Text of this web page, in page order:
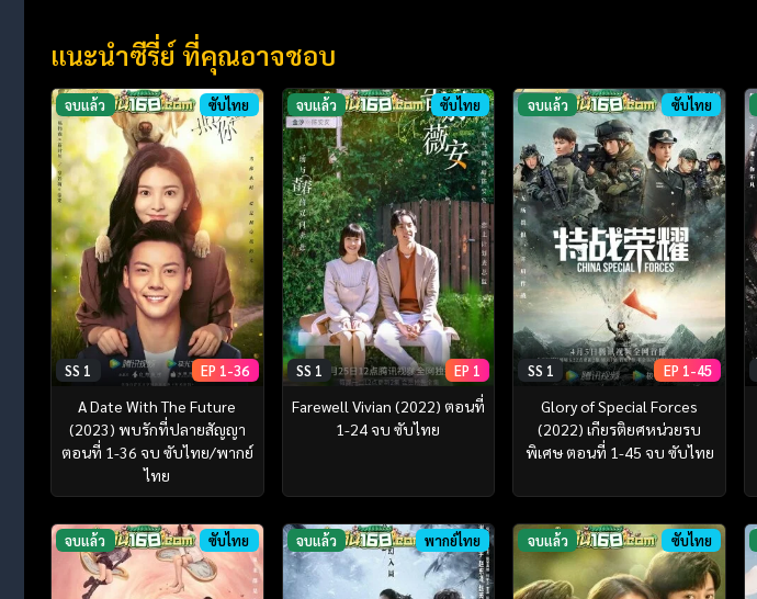
แนะนำซีรี่ย์ ที่คุณอาจชอบ
จบแล้ว ซับไทย
SS 1 EP 1-36
A Date With The Future
(2023) พบรักที่ปลายสัญญา
ตอนที่ 1-36 จบ ซับไทย/พากย์
ไทย
จบแล้ว ซับไทย
SS 1 EP 1
Farewell Vivian (2022) ตอนที่
1-24 จบ ซับไทย
จบแล้ว ซับไทย
SS 1 EP 1-45
Glory of Special Forces
(2022) เกียรติยศหน่วยรบ
พิเศษ ตอนที่ 1-45 จบ ซับไทย
จบแล้ว ซับไทย จบแล้ว พากย์ไทย จบแล้ว ซับไทย